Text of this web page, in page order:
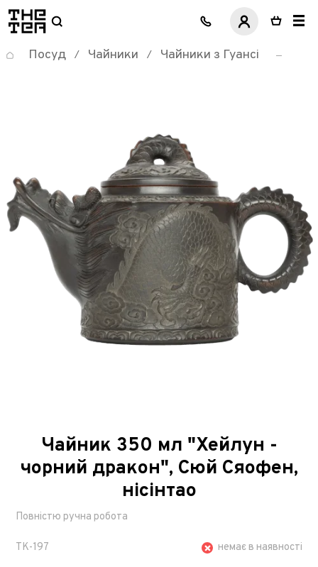
логотип
Посуд / Чайники / Чайники з Гуансі
Чайник 350 мл "Хейлун -
чорний дракон", Сюй Сяофен,
нісінтао
Повністю ручна робота
TK-197 немає в наявності